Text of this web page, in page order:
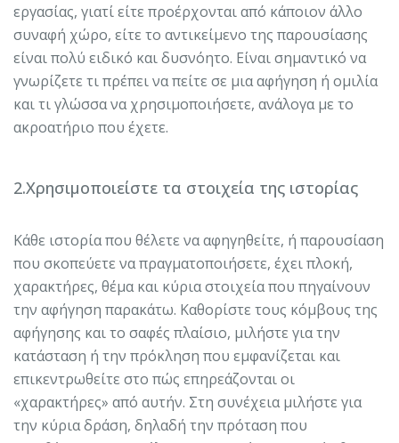
εργασίας, γιατί είτε προέρχονται από κάποιον άλλο
συναφή χώρο, είτε το αντικείμενο της παρουσίασης
είναι πολύ ειδικό και δυσνόητο. Είναι σημαντικό να
γνωρίζετε τι πρέπει να πείτε σε μια αφήγηση ή ομιλία
και τι γλώσσα να χρησιμοποιήσετε, ανάλογα με το
ακροατήριο που έχετε.
2.Χρησιμοποιείστε τα στοιχεία της ιστορίας
Κάθε ιστορία που θέλετε να αφηγηθείτε, ή παρουσίαση
που σκοπεύετε να πραγματοποιήσετε, έχει πλοκή,
χαρακτήρες, θέμα και κύρια στοιχεία που πηγαίνουν
την αφήγηση παρακάτω. Καθορίστε τους κόμβους της
αφήγησης και το σαφές πλαίσιο, μιλήστε για την
κατάσταση ή την πρόκληση που εμφανίζεται και
επικεντρωθείτε στο πώς επηρεάζονται οι
«χαρακτήρες» από αυτήν. Στη συνέχεια μιλήστε για
την κύρια δράση, δηλαδή την πρόταση που